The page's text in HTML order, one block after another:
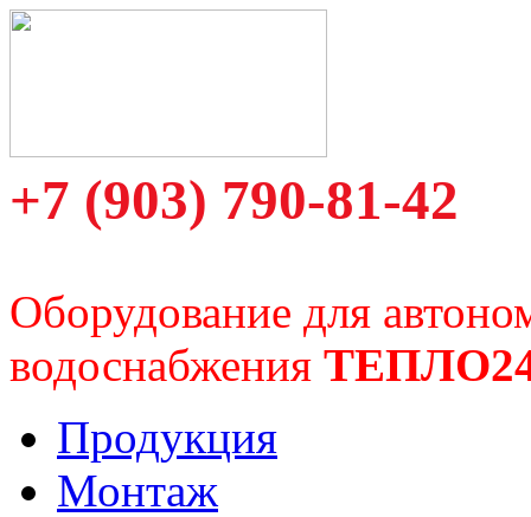
+7 (903) 790-81-42
Оборудование для
водоснабжения
Продукция
Монтаж